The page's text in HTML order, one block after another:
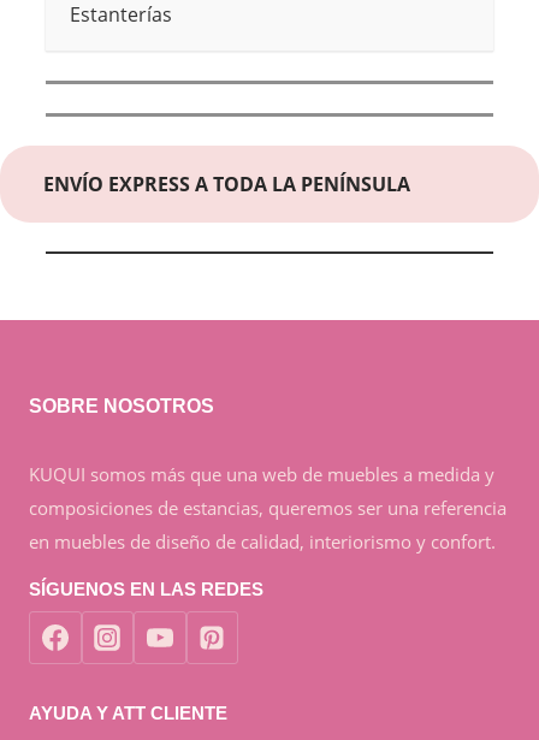
Estanterías
ENVÍO EXPRESS A TODA LA PENÍNSULA
SOBRE NOSOTROS
KUQUI somos más que una web de muebles a medida y
composiciones de estancias, queremos ser una referencia
en muebles de diseño de calidad, interiorismo y confort.
SÍGUENOS EN LAS REDES
AYUDA Y ATT CLIENTE